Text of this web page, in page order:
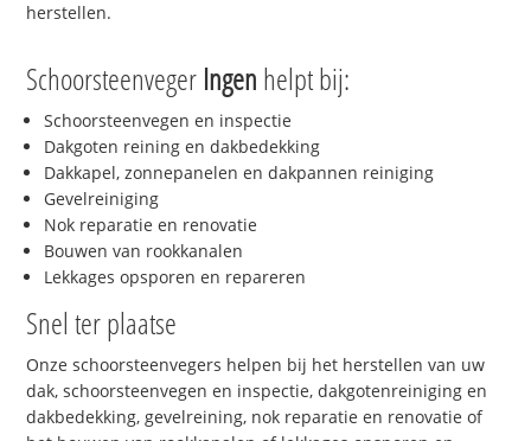
herstellen.
Schoorsteenveger Ingen helpt bij:
Schoorsteenvegen en inspectie
Dakgoten reining en dakbedekking
Dakkapel, zonnepanelen en dakpannen reiniging
Gevelreiniging
Nok reparatie en renovatie
Bouwen van rookkanalen
Lekkages opsporen en repareren
Snel ter plaatse
Onze schoorsteenvegers helpen bij het herstellen van uw
dak, schoorsteenvegen en inspectie, dakgotenreiniging en
dakbedekking, gevelreining, nok reparatie en renovatie of